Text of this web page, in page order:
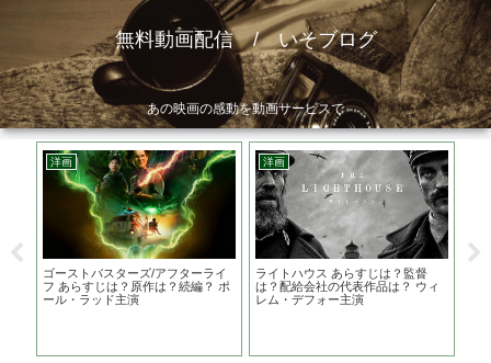
無料動画配信 / いそブログ
あの映画の感動を動画サービスで
洋画
ゴーストバスターズ/アフターライ
フ あらすじは？原作は？続編？ ポ
ール・ラッド主演
洋画
ライトハウス あらすじは？監督
は？配給会社の代表作品は？ ウィ
レム・デフォー主演